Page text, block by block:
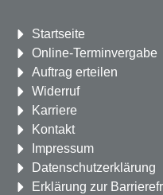
Navigation
überspringen
Startseite
Online-Terminvergabe
Auftrag erteilen
Widerruf
Karriere
Kontakt
Impressum
Datenschutzerklärung
Erklärung zur